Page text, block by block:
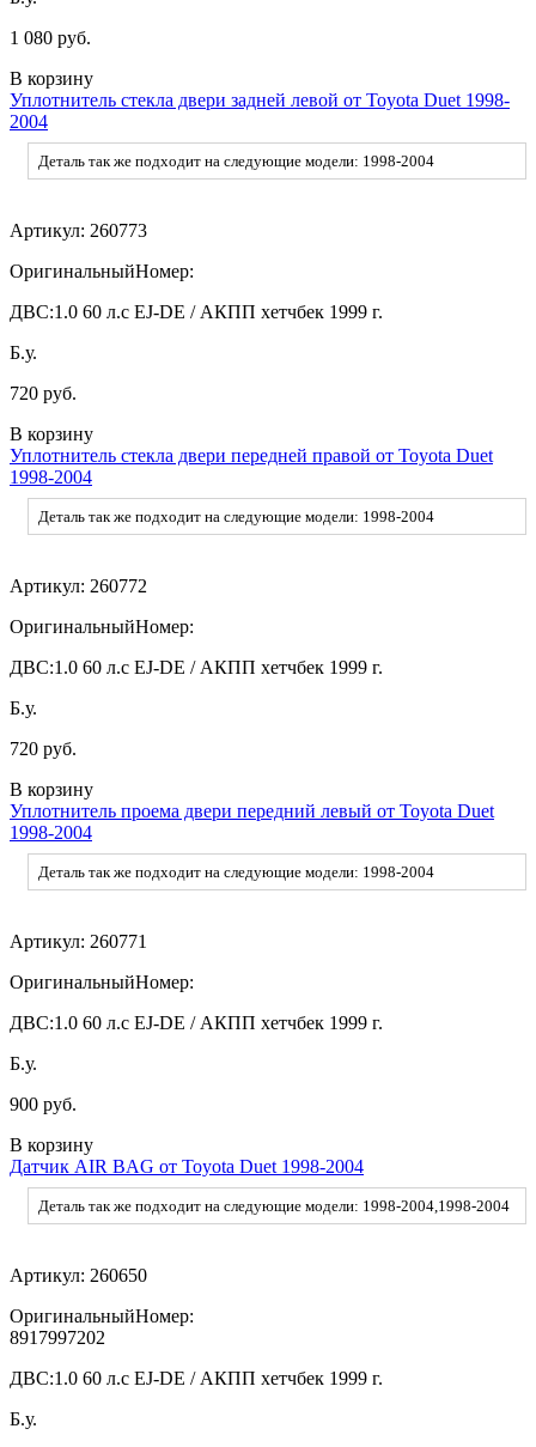
1 080 руб.
В корзину
Уплотнитель стекла двери задней левой от Toyota Duet 1998-
2004
Деталь так же подходит на следующие модели: 1998-2004
Артикул: 260773
ОригинальныйНомер:
ДВС:1.0 60 л.с EJ-DE / АКПП хетчбек 1999 г.
Б.у.
720 руб.
В корзину
Уплотнитель стекла двери передней правой от Toyota Duet
1998-2004
Деталь так же подходит на следующие модели: 1998-2004
Артикул: 260772
ОригинальныйНомер:
ДВС:1.0 60 л.с EJ-DE / АКПП хетчбек 1999 г.
Б.у.
720 руб.
В корзину
Уплотнитель проема двери передний левый от Toyota Duet
1998-2004
Деталь так же подходит на следующие модели: 1998-2004
Артикул: 260771
ОригинальныйНомер:
ДВС:1.0 60 л.с EJ-DE / АКПП хетчбек 1999 г.
Б.у.
900 руб.
В корзину
Датчик AIR BAG от Toyota Duet 1998-2004
Деталь так же подходит на следующие модели: 1998-2004,1998-2004
Артикул: 260650
ОригинальныйНомер:
8917997202
ДВС:1.0 60 л.с EJ-DE / АКПП хетчбек 1999 г.
Б.у.